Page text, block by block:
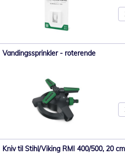
Vandingssprinkler - roterende
Kniv til Stihl/Viking RMI 400/500, 20